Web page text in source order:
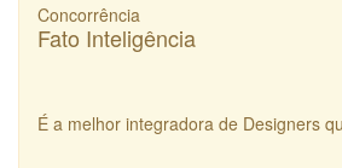
Concorrência
Fato Inteligência
É a melhor integradora de Designers